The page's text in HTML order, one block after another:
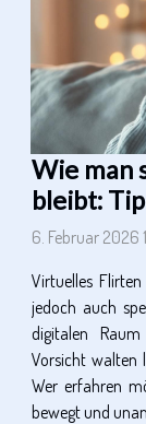
Wie man
bleibt:
6. Februar 2026
Virtuelles
jedoch auch
digitalen
Vorsicht walten
Wer erfahren
bewegt und